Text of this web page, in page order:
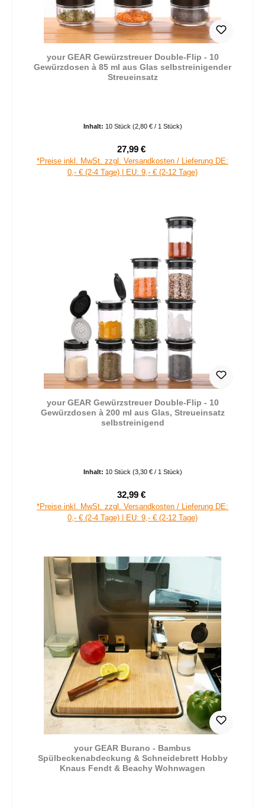
your GEAR Gewürzstreuer Double-Flip - 10
Gewürzdosen à 85 ml aus Glas selbstreinigender
Streueinsatz
Inhalt: 10 Stück (2,80 € / 1 Stück)
Verkaufspreis:
27,99 €
*Preise inkl. MwSt. zzgl. Versandkosten / Lieferung DE:
0,- € (2-4 Tage) | EU: 9,- € (2-12 Tage)
your GEAR Gewürzstreuer Double-Flip - 10
Gewürzdosen à 200 ml aus Glas, Streueinsatz
selbstreinigend
Inhalt: 10 Stück (3,30 € / 1 Stück)
Verkaufspreis:
32,99 €
*Preise inkl. MwSt. zzgl. Versandkosten / Lieferung DE:
0,- € (2-4 Tage) | EU: 9,- € (2-12 Tage)
your GEAR Burano - Bambus
Spülbeckenabdeckung & Schneidebrett Hobby
Knaus Fendt & Beachy Wohnwagen